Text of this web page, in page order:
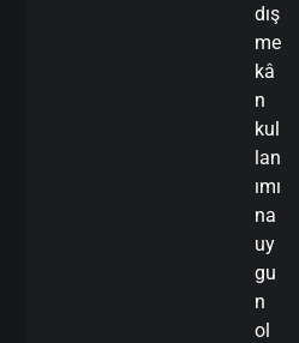
dış
me
kâ
n
kul
lan
ımı
na
uy
gu
n
ol